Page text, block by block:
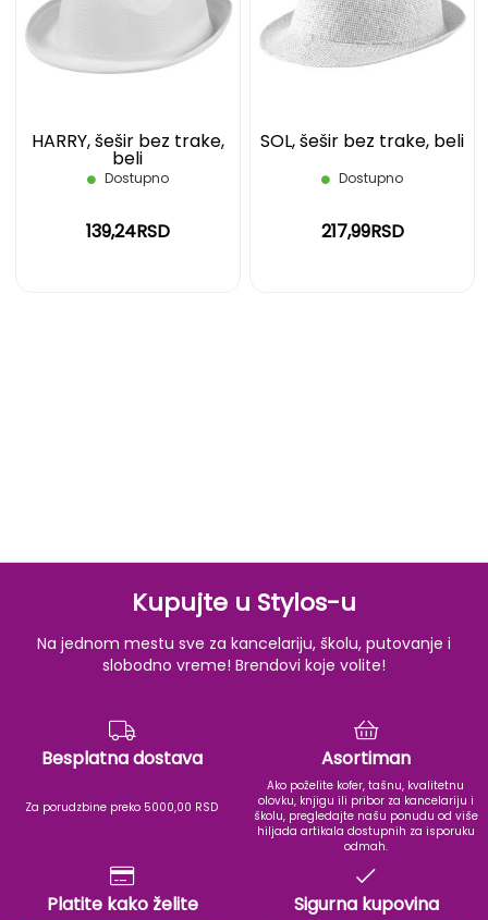
HARRY, šešir bez trake,
beli
Dostupno
139,24RSD
LISTU
SOL, šešir bez trake, beli
Dostupno
217,99RSD
Kupujte u Stylos-u
Na jednom mestu sve za kancelariju, školu, putovanje i
slobodno vreme! Brendovi koje volite!
Besplatna dostava
Za porudzbine preko 5000,00 RSD
Asortiman
Ako poželite kofer, tašnu, kvalitetnu
olovku, knjigu ili pribor za kancelariju i
školu, pregledajte našu ponudu od više
hiljada artikala dostupnih za isporuku
odmah.
Platite kako želite Sigurna kupovina